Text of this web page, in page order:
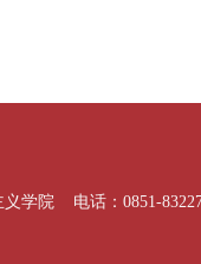
学院 电话：0851-